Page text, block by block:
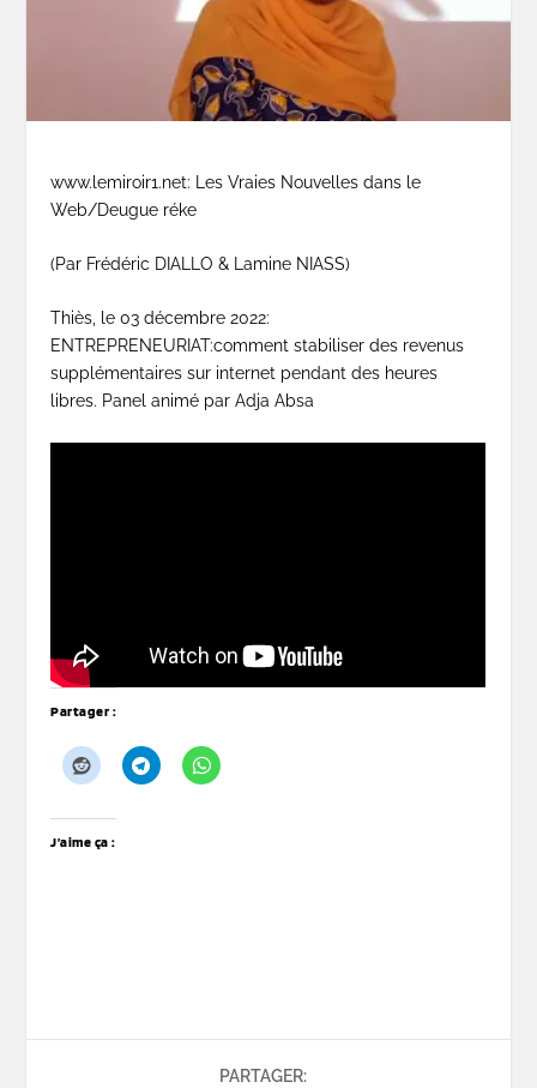
www.lemiroir1.net: Les Vraies Nouvelles dans le
Web/Deugue réke
(Par Frédéric DIALLO & Lamine NIASS)
Thiès, le 03 décembre 2022:
ENTREPRENEURIAT:comment stabiliser des revenus
supplémentaires sur internet pendant des heures
libres. Panel animé par Adja Absa
Partager :
J’aime ça :
PARTAGER: